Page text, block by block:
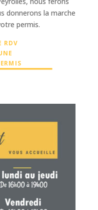
donnerons la marche
permis.
RDV